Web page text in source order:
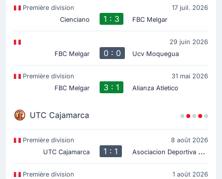
Première division
17 juil. 2026
Cienciano
1 : 3 FBC Melgar
29 juin 2026
FBC Melgar
0 : 0 Ucv Moquegua
Première division
31 mai 2026
FBC Melgar
3 : 1 Alianza Atletico
UTC Cajamarca
Première division
8 août 2026
UTC Cajamarca
1 : 1 A
sociacion Deportiva Tarma
Première division
1 août 2026